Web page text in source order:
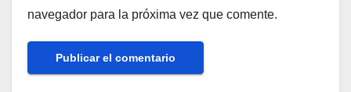
navegador para la próxima vez que comente.